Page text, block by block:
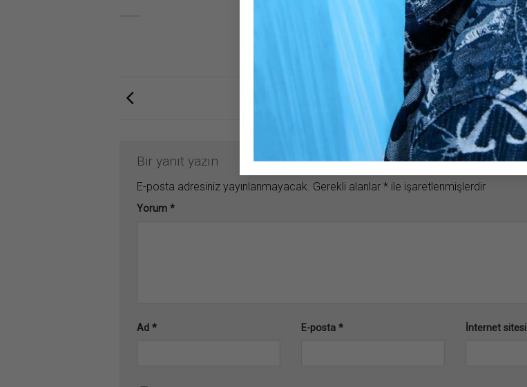
Bir yanıt yazın
E-posta adresiniz yayınlanmayacak. Gerekli alanlar * ile işaretlenmişlerdir
Yorum *
Ad * E-posta * İnternet sitesi